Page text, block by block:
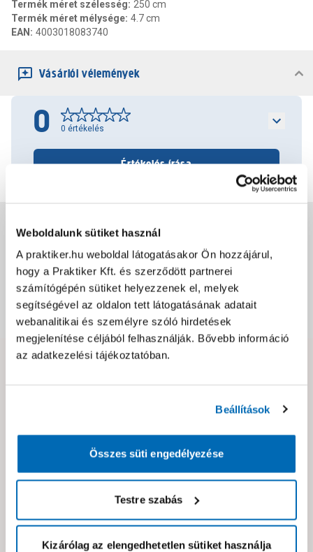
Weboldalunk sütiket használ
A praktiker.hu weboldal látogatásakor Ön hozzájárul,
hogy a Praktiker Kft. és szerződött partnerei
számítógépén sütiket helyezzenek el, melyek
segítségével az oldalon tett látogatásának adatait
webanalitikai és személyre szóló hirdetések
megjelenítése céljából felhasználják. Bővebb információ
az adatkezelési tájékoztatóban.
Beállítások
Összes süti engedélyezése
Testre szabás
Kizárólag az elengedhetetlen sütiket használja
Termék méret szélesség: 250 cm
Termék méret mélysége: 4.7 cm
EAN : 4003018083740
Vásárlói vélemények
0 0 értékelés
Értékelés írása
Jótállás, szavatosság
Csomagolási és súly információk
Dokumentumok, felelős személy
Neked ajánljuk!